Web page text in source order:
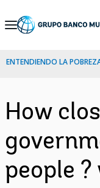
Skip
Navigation
ENTENDIENDO LA
How
people